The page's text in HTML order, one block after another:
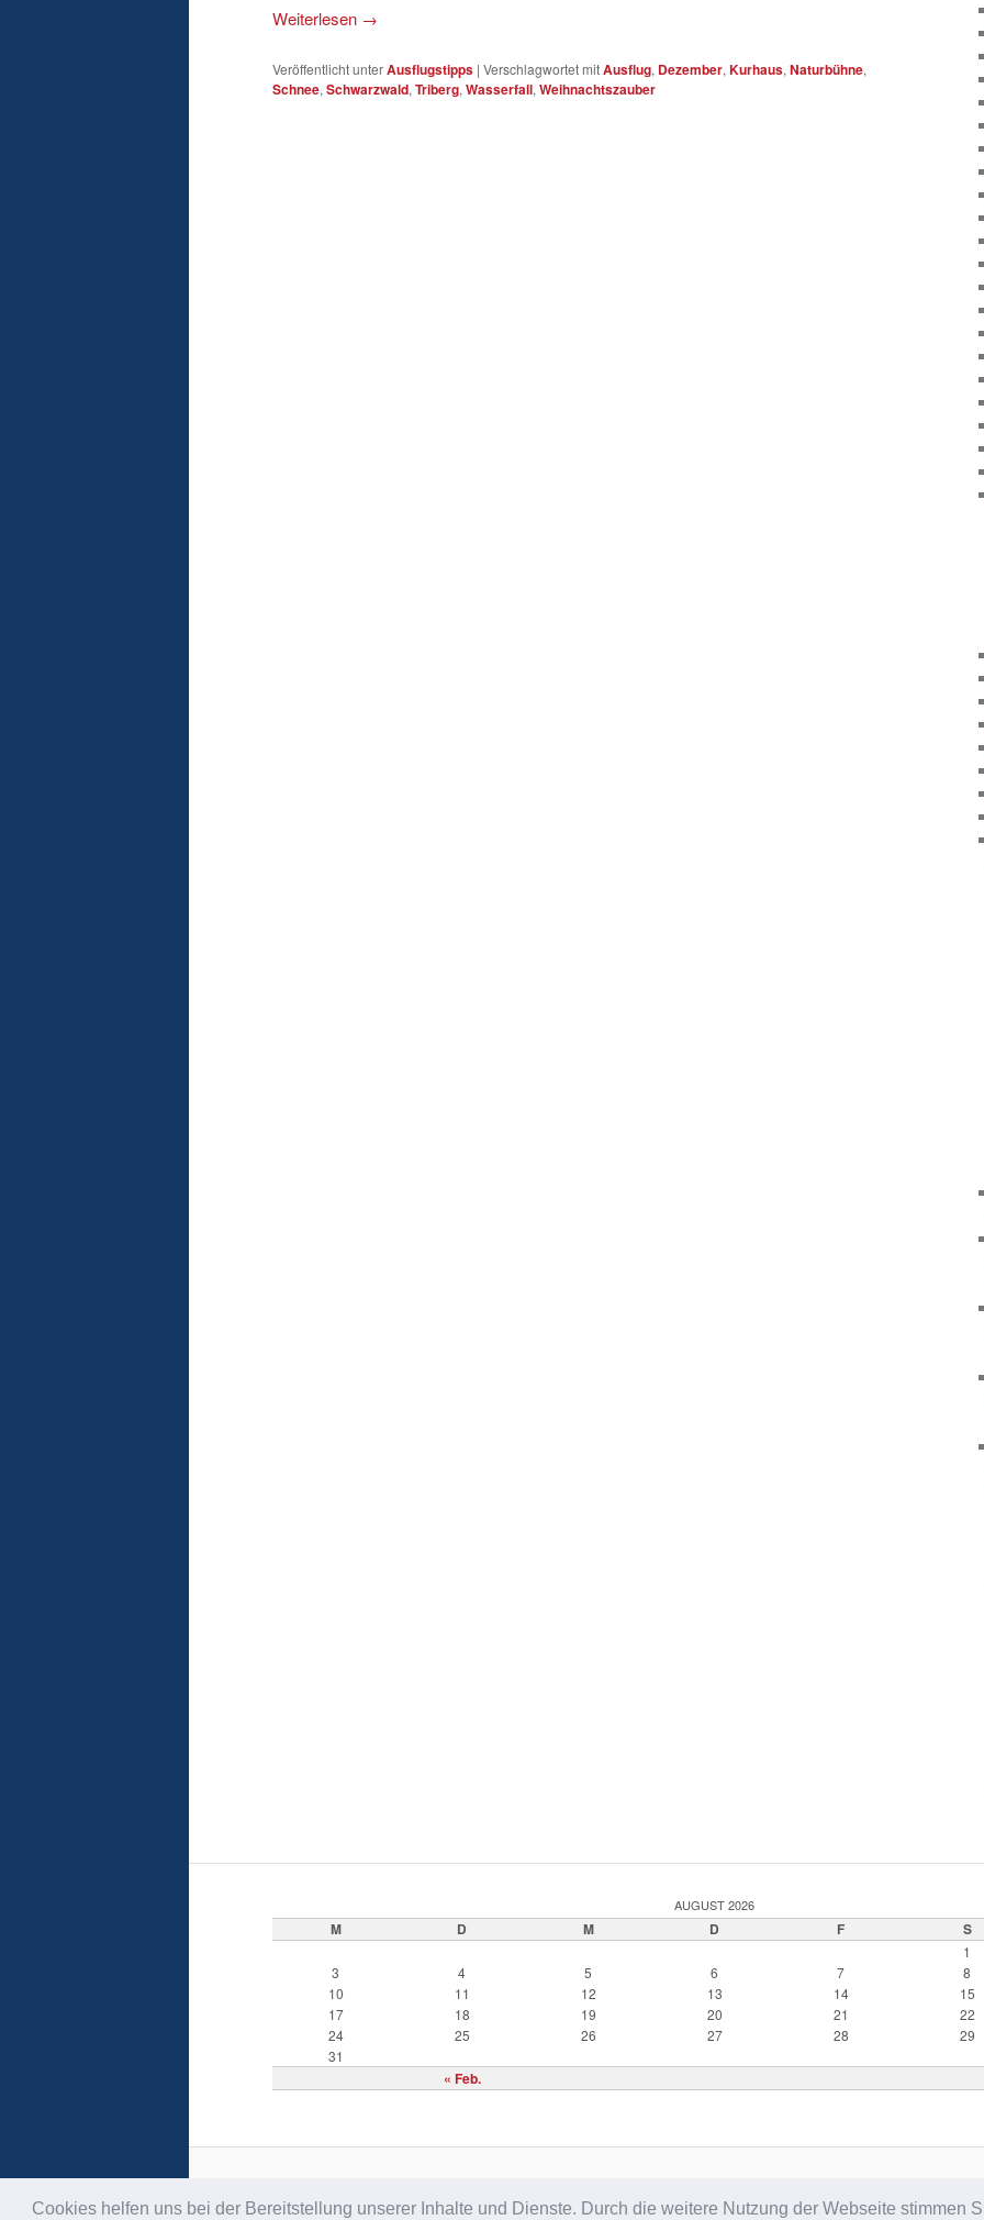
Cookies helfen uns bei der Bereitstellung unserer Inhalte und Dienste. Durch die weitere Nutzung der Webseite stimmen
Weiterlesen →
Veröffentlicht unterAusflugstipps | Verschlagwortet mitAusflug, Dezember, Kurhaus, Naturbühne,
Schnee, Schwarzwald, Triberg, Wasserfall, Weihnachtszauber
AUGUST 2026
M D M D F S
« Feb.
1
3
4 5 6 7 8
10
11 12 13 14 15
17
18 19 20 21 22
24
25 26 27 28 29
31